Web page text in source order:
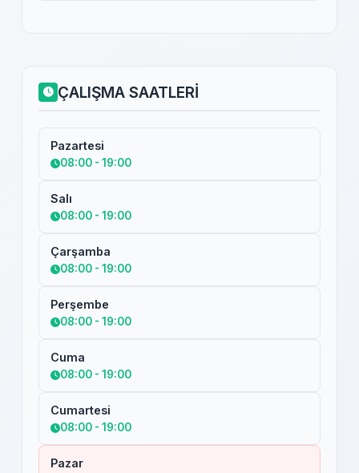
ÇALIŞMA SAATLERİ
Pazartesi
08:00 - 19:00
Salı
08:00 - 19:00
Çarşamba
08:00 - 19:00
Perşembe
08:00 - 19:00
Cuma
08:00 - 19:00
Cumartesi
08:00 - 19:00
Pazar